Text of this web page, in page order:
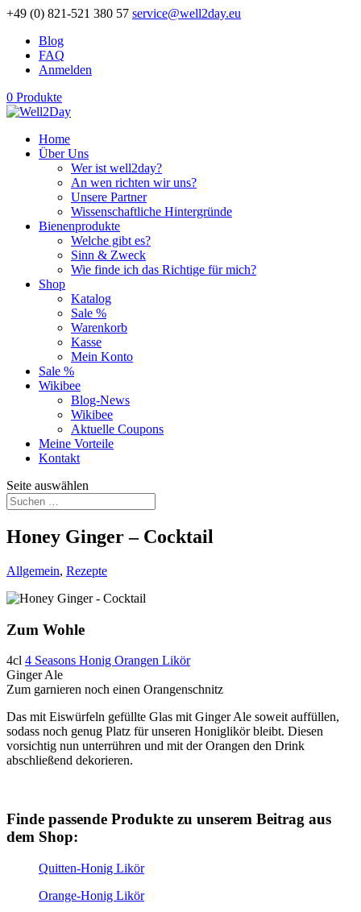
+49 (0) 821-521 380 57 service@well2day.eu
Blog
FAQ
Anmelden
0 Produkte
Home
Über Uns
Wer ist well2day?
An wen richten wir uns?
Unsere Partner
Wissenschaftliche Hintergründe
Bienenprodukte
Welche gibt es?
Sinn & Zweck
Wie finde ich das Richtige für mich?
Shop
Katalog
Sale %
Warenkorb
Kasse
Mein Konto
Sale %
Wikibee
Blog-News
Wikibee
Aktuelle Coupons
Meine Vorteile
Kontakt
Seite auswählen
Honey Ginger – Cocktail
Allgemein, Rezepte
Zum Wohle
4cl 4 Seasons Honig Orangen Likör
Ginger Ale
Zum garnieren noch einen Orangenschnitz
Das mit Eiswürfeln gefüllte Glas mit Ginger Ale soweit auffüllen,
sodass noch genug Platz für unseren Honiglikör bleibt. Diesen
vorsichtig nun unterrühren und mit der Orangen den Drink
abschließend dekorieren.
Finde passende Produkte zu unserem Beitrag aus
dem Shop:
Quitten-Honig Likör
Orange-Honig Likör